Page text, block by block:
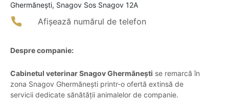
Ghermăneşti, Snagov Sos Snagov 12A
Afișează numărul de telefon
Despre companie:
Cabinetul veterinar Snagov Ghermănești se remarcă în
zona Snagov Ghermănești printr-o ofertă extinsă de
servicii dedicate sănătății animalelor de companie.